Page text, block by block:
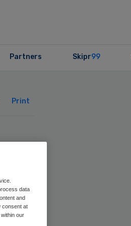
Partners Skipr99
Print
data
and
consent at
our